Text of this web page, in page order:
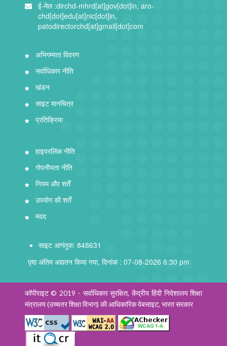
ई-मेल :dirchd-mhrd[at]gov[dot]in, aro-
chd[dot]edu[at]nic[dot]in,
patodirectorchd[at]gmail[dot]com
अभिगम्यता विवरण
सर्वाधिकार नीति
खंडन
साइट मानचित्र
प्रतिक्रिया
हाइपरलिंक नीति
गोपनीयता नीति
नियम और शर्तें
उपयोग की शर्तें
मदद
साइट आगंतुक: 848631
पृष्ठ अंतिम अद्यतन किया गया, दिनांक : 07-08-2026 6:30 pm
कॉपीराइट © 2019 - सर्वाधिकार सुरक्षित, केंद्रीय हिंदी निदेशालय शिक्षा
मंत्रालय (उच्चतर शिक्षा विभाग) की आधिकारिक वेबसाइट, भारत सरकार